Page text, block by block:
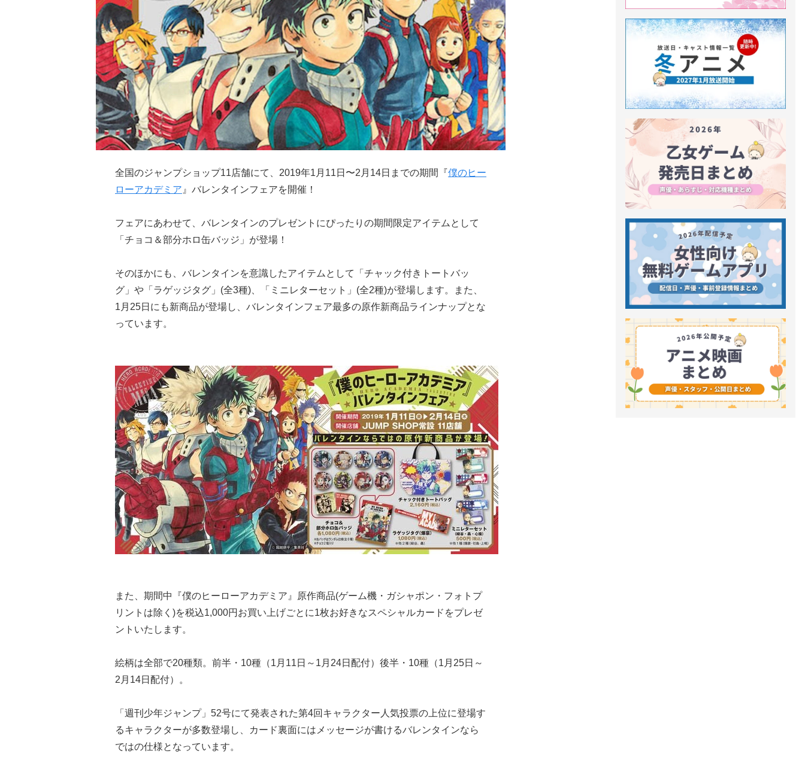
全国のジャンプショップ11店舗にて、2019年1月11日〜2月14日までの期間『僕のヒー
ローアカデミア 』バレンタインフェアを開催！
フェアにあわせて、バレンタインのプレゼントにぴったりの期間限定アイテムとして
「チョコ＆部分ホロ缶バッジ」が登場！
そのほかにも、バレンタインを意識したアイテムとして「チャック付きトートバッ
グ」や「ラゲッジタグ」(全3種)、「ミニレターセット」(全2種)が登場します。また、
1月25日にも新商品が登場し、バレンタインフェア最多の原作新商品ラインナップとな
っています。
また、期間中『僕のヒーローアカデミア』原作商品(ゲーム機・ガシャポン・フォトプ
リントは除く)を税込1,000円お買い上げごとに1枚お好きなスペシャルカードをプレゼ
ントいたします。
絵柄は全部で20種類。前半・10種（1月11日～1月24日配付）後半・10種（1月25日～
2月14日配付）。
「週刊少年ジャンプ」52号にて発表された第4回キャラクター人気投票の上位に登場す
るキャラクターが多数登場し、カード裏面にはメッセージが書けるバレンタインなら
ではの仕様となっています。